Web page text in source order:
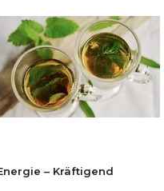
– Kräftigend